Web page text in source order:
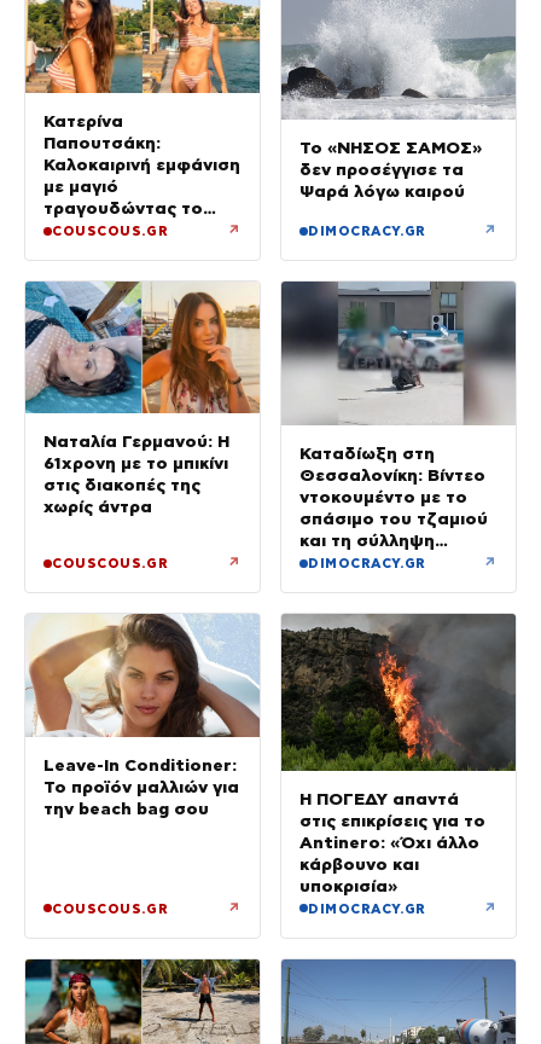
Κατερίνα
Παπουτσάκη:
Καλοκαιρινή εμφάνιση
με μαγιό
τραγουδώντας το
«Καλοκαιρινά
COUSCOUS.GR ↗
Το «ΝΗΣΟΣ ΣΑΜΟΣ»
δεν προσέγγισε τα
Ψαρά λόγω καιρού
DIMOCRACY.GR ↗
Ναταλία Γερμανού: Η
61χρονη με το μπικίνι
στις διακοπές της
χωρίς άντρα
COUSCOUS.GR ↗
Καταδίωξη στη
Θεσσαλονίκη: Βίντεο
ντοκουμέντο με το
σπάσιμο του τζαμιού
και τη σύλληψη
37χρονου με
DIMOCRACY.GR ↗
Leave-In Conditioner:
Το προϊόν μαλλιών για
την beach bag σου
COUSCOUS.GR ↗
Η ΠΟΓΕΔΥ απαντά
στις επικρίσεις για το
Antinero: «Όχι άλλο
κάρβουνο και
υποκρισία»
DIMOCRACY.GR ↗